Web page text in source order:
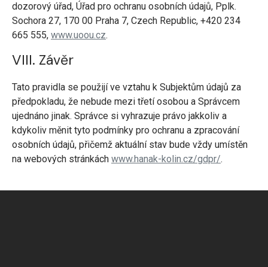
dozorový úřad, Úřad pro ochranu osobních údajů, Pplk.
Sochora 27, 170 00 Praha 7, Czech Republic, +420 234
665 555, www.uoou.cz.
VIII. Závěr
Tato pravidla se použijí ve vztahu k Subjektům údajů za
předpokladu, že nebude mezi třetí osobou a Správcem
ujednáno jinak. Správce si vyhrazuje právo jakkoliv a
kdykoliv měnit tyto podmínky pro ochranu a zpracování
osobních údajů, přičemž aktuální stav bude vždy umístěn
na webových stránkách www.hanak-kolin.cz/gdpr/.